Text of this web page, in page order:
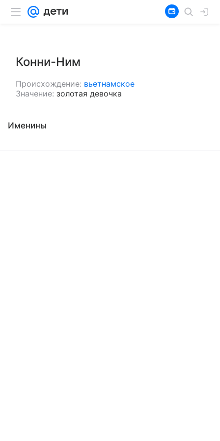
Конни-Ним
Происхождение: вьетнамское
Значение: золотая девочка
Именины